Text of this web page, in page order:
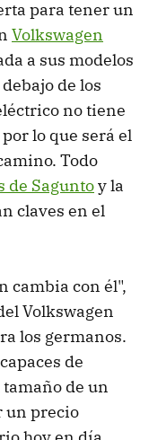
para tener un
Volkswagen
a sus modelos
de los
no tiene
lo que será el
Todo
de Saguntoy la
claves en el
cambia con él",
Volkswagen
los germanos.
de
de un
un precio